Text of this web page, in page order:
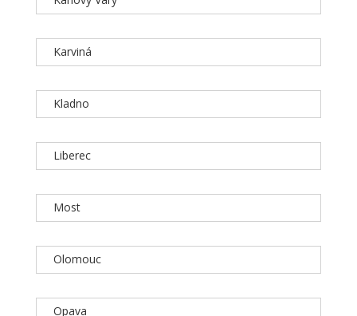
Karviná
Kladno
Liberec
Most
Olomouc
Opava